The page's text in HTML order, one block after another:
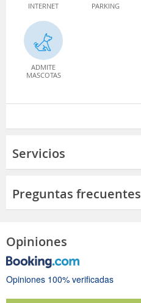
INTERNET PARKING
ADMITE
MASCOTAS
Servicios
Preguntas frecuentes
Opiniones
Opiniones 100% verificadas